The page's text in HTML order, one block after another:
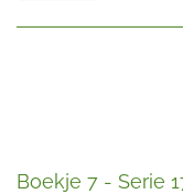
Boekje 7 - Serie